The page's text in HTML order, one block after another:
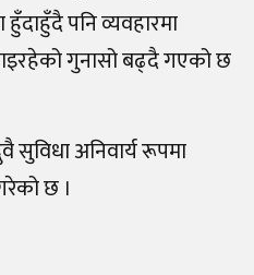
हुँदाहुँदै पनि व्यवहारमा
गुनासो बढ्दै गएको छ
सुविधा अनिवार्य रूपमा
छ ।